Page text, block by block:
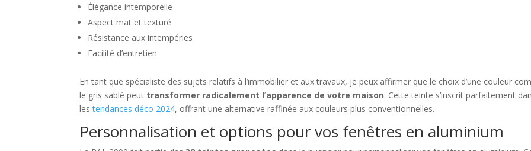
Élégance intemporelle
Aspect mat et texturé
Résistance aux intempéries
Facilité d’entretien
En tant que spécialiste des sujets relatifs à l’immobilier et aux travaux, je peux affirmer que le choix d’une couleur
le gris sablé peut transformer radicalement l’apparence de votre maison. Cette teinte s’inscrit parfaitement
lestendances déco 2024, offrant une alternative raffinée aux couleurs plus conventionnelles.
Personnalisation et options pour vos fenêtres en aluminium